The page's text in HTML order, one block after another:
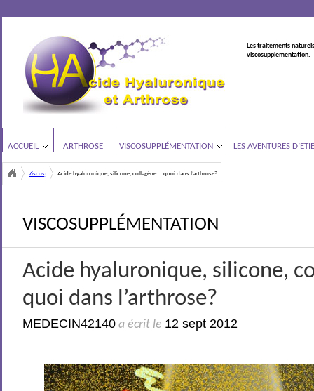
Les traitements
viscosupplementation.
ACCUEIL ARTHROSE VISCOSUPPLÉMENTATION LES AVENTURES
ViscosupplémentationAcide hyaluronique, silicone, collagène…: quoi dans l’arthrose?
VISCOSUPPLÉMENTATION
Acide hyaluronique, silicone,
quoi dans l’arthrose?
MEDECIN42140 a écrit le 12 sept 2012